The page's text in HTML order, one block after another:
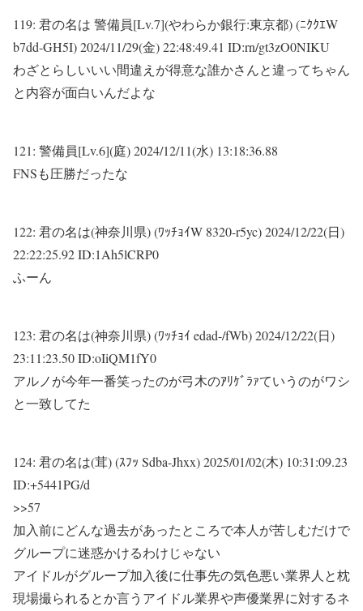
119: 君の名は 警備員[Lv.7](やわらか銀行:東京都) (ﾆｸｸｴW
b7dd-GH5I)2024/11/29(金) 22:48:49.41 ID:rn/gt3zO0NIKU
わざとらしいいい間違えが得意な誰かさんと違ってちゃん
と内容が面白いんだよな
121: 警備員[Lv.6](庭)2024/12/11(水) 13:18:36.88
FNSも圧勝だったな
122: 君の名は(神奈川県) (ﾜｯﾁｮｲW 8320-r5yc)2024/12/22(日)
22:22:25.92 ID:1Ah5lCRP0
ふーん
123: 君の名は(神奈川県) (ﾜｯﾁｮｲ edad-/fWb)2024/12/22(日)
23:11:23.50 ID:oIiQM1fY0
アルノが今年一番笑ったのが弓木のｱﾘｹﾞﾗｧていうのがワシ
と一致してた
124: 君の名は(茸) (ｽﾌｯ Sdba-Jhxx)2025/01/02(木) 10:31:09.23
ID:+5441PG/d
>>57
加入前にどんな過去があったところで本人が苦しむだけで
グループに迷惑かけるわけじゃない
アイドルがグループ加入後に仕事先の気色悪い業界人と枕
現場撮られるとか言うアイドル業界や声優業界に対するネ